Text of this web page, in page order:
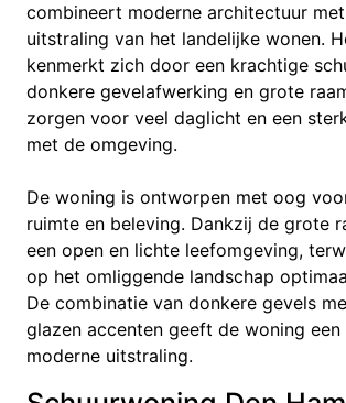
combineert moderne architectuur
uitstraling van het landelijke wonen.
kenmerkt zich door een krachtige
donkere gevelafwerking en grote
zorgen voor veel daglicht en een
met de omgeving.
De woning is ontworpen met oog
ruimte en beleving. Dankzij de grote
een open en lichte leefomgeving,
op het omliggende landschap
De combinatie van donkere gevels
glazen accenten geeft de woning een
moderne uitstraling.